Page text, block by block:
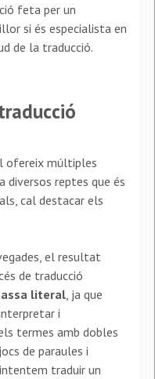
feta per un
si és especialista en
de la traducció.
ofereix múltiples
reptes que és
cal destacar els
el resultat
de traducció
literal , ja que
i
termes amb dobles
de paraules i
traduir un